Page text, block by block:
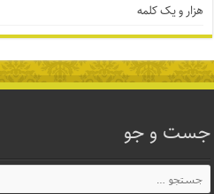
هزار و یک کلمه
جست و جو